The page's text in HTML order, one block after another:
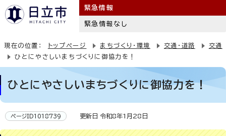
緊急情報
緊急情報なし
現在の位置： トップページ まちづくり・環境 交通・道路
交通
ひとにやさしいまちづくりに御協力を！
ひとにやさしいまちづくりに御協力を！
ページID1018739 更新日 令和8年1月28日